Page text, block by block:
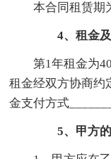
本合同租赁期
4、租金
第1年租金为
租金经双方协商约
金支付方式
5、甲方